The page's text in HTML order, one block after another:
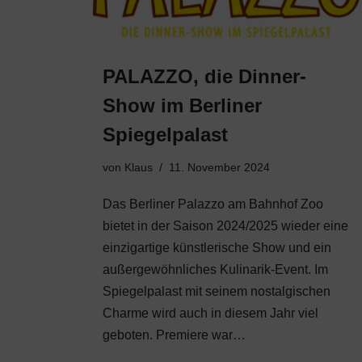
PALAZZO, die Dinner-
Show im Berliner
Spiegelpalast
von Klaus 11. November 2024
Das Berliner Palazzo am Bahnhof Zoo
bietet in der Saison 2024/2025 wieder eine
einzigartige künstlerische Show und ein
außergewöhnliches Kulinarik-Event. Im
Spiegelpalast mit seinem nostalgischen
Charme wird auch in diesem Jahr viel
geboten. Premiere war…